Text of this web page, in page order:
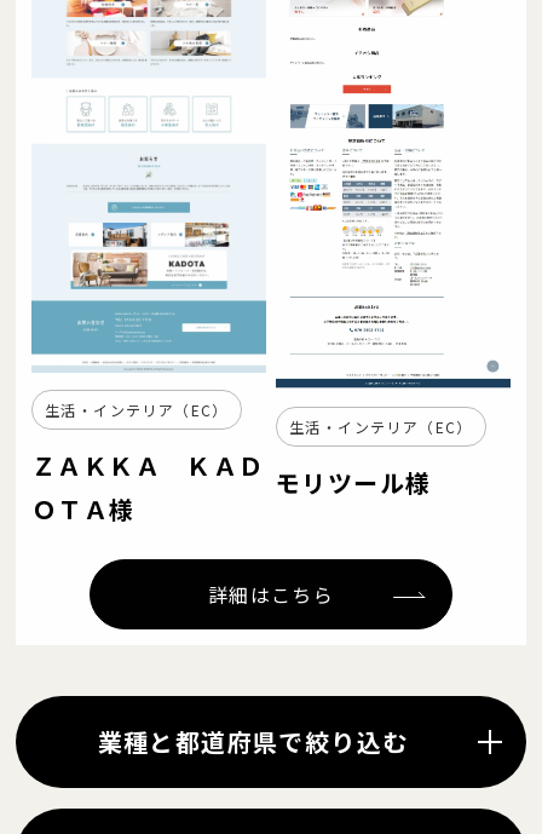
生活・インテリア（EC）
ＺＡＫＫＡ ＫＡＤ
ＯＴＡ様
生活・インテリア（EC）
モリツール様
詳細はこちら
業種と都道府県で絞り込む